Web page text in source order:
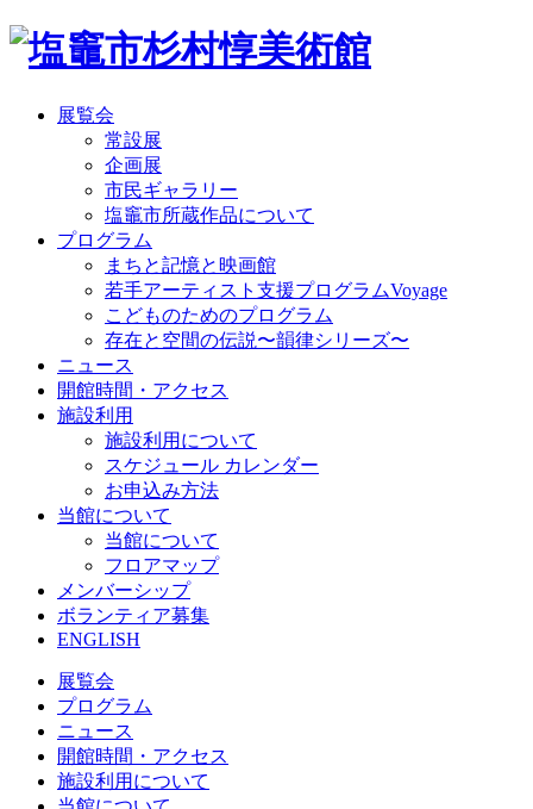
展覧会
常設展
企画展
市民ギャラリー
塩竈市所蔵作品について
プログラム
まちと記憶と映画館
若手アーティスト支援プログラムVoyage
こどものためのプログラム
存在と空間の伝説〜韻律シリーズ〜
ニュース
開館時間・アクセス
施設利用
施設利用について
スケジュール カレンダー
お申込み方法
当館について
当館について
フロアマップ
メンバーシップ
ボランティア募集
ENGLISH
展覧会
プログラム
ニュース
開館時間・アクセス
施設利用について